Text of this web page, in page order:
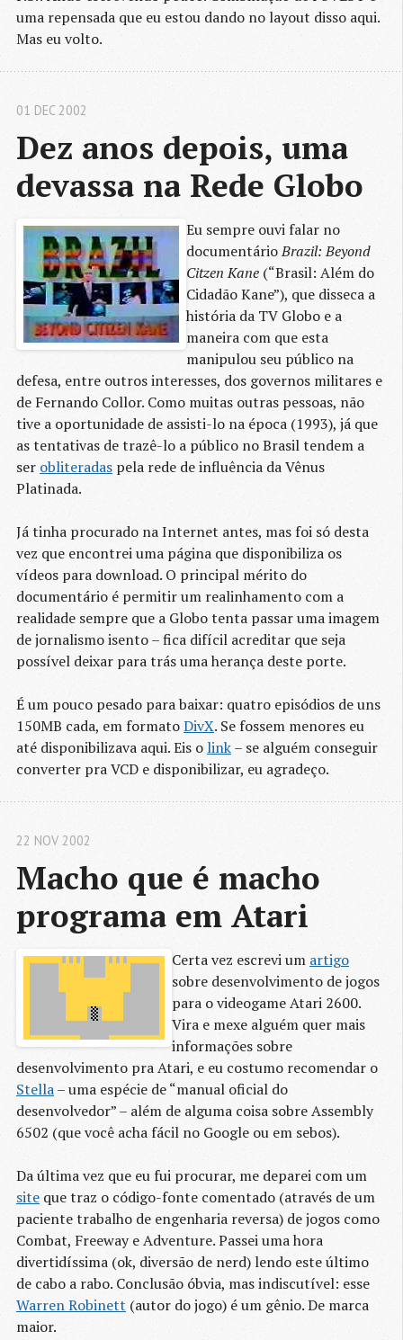
uma repensada que eu estou dando no layout disso aqui.
Mas eu volto.
Dez anos depois, uma
devassa na Rede Globo
01 DEC 2002
Eu sempre ouvi falar no
documentárioBrazil: Beyond
Citzen Kane (“Brasil: Além do
Cidadão Kane”), que disseca a
história da TV Globo e a
maneira com que esta
manipulou seu público na
defesa, entre outros interesses, dos governos militares e
de Fernando Collor. Como muitas outras pessoas, não
tive a oportunidade de assisti-lo na época (1993), já que
as tentativas de trazê-lo a público no Brasil tendem a
ser obliteradas pela rede de influência da Vênus
Platinada.
Já tinha procurado na Internet antes, mas foi só desta
vez que encontrei uma página que disponibiliza os
vídeos para download. O principal mérito do
documentário é permitir um realinhamento com a
realidade sempre que a Globo tenta passar uma imagem
de jornalismo isento – fica difícil acreditar que seja
possível deixar para trás uma herança deste porte.
É um pouco pesado para baixar: quatro episódios de uns
150MB cada, em formatoDivX. Se fossem menores eu
até disponibilizava aqui. Eis o link– se alguém conseguir
converter pra VCD e disponibilizar, eu agradeço.
Macho que é macho
programa em Atari
22 NOV 2002
Certa vez escrevi um artigo
sobre desenvolvimento de jogos
para o videogame Atari 2600.
Vira e mexe alguém quer mais
informações sobre
desenvolvimento pra Atari, e eu costumo recomendar o
Stella– uma espécie de “manual oficial do
desenvolvedor” – além de alguma coisa sobre Assembly
6502 (que você acha fácil no Google ou em sebos).
Da última vez que eu fui procurar, me deparei com um
site que traz o código-fonte comentado (através de um
paciente trabalho de engenharia reversa) de jogos como
Combat, Freeway e Adventure. Passei uma hora
divertidíssima (ok, diversão de nerd) lendo este último
de cabo a rabo. Conclusão óbvia, mas indiscutível: esse
Warren Robinett (autor do jogo) é um gênio. De marca
maior.